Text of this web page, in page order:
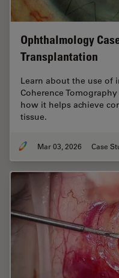
Ophthalmology
Transplantation
Learn about the use of
Coherence
how it helps achieve
tissue.
Mar 03, 2026 Case